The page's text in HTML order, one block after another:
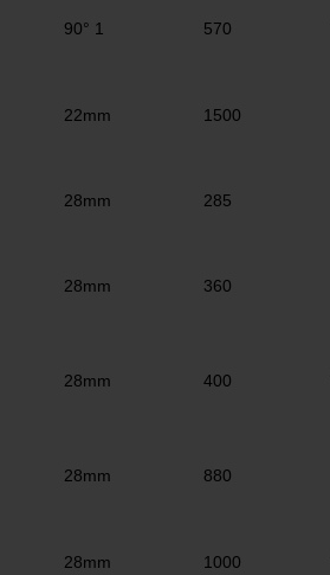
90° 1 570
22mm 1500
28mm 285
28mm 360
28mm 400
28mm 880
28mm 1000